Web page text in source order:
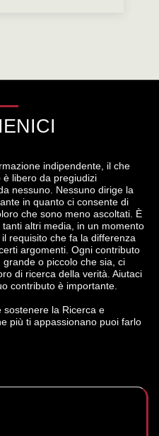
indipendente, il che
libero da pregiudizi
nessuno. Nessuno dirige la
in quanto ci consente di
che sono meno ascoltati. È
altri media, in un momento
requisito che fa la differenza
argomenti. Ogni contributo
o piccolo che sia, ci
di ricerca della verità. Aiutaci
contributo è importante.
sostenere la Ricerca e
più ti appassionano puoi farlo